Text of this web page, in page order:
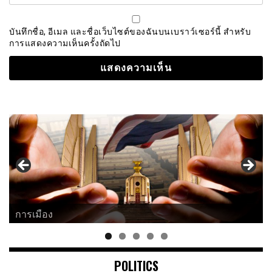
บันทึกชื่อ, อีเมล และชื่อเว็บไซต์ของฉันบนเบราว์เซอร์นี้ สำหรับ
การแสดงความเห็นครั้งถัดไป
การเมือง
POLITICS